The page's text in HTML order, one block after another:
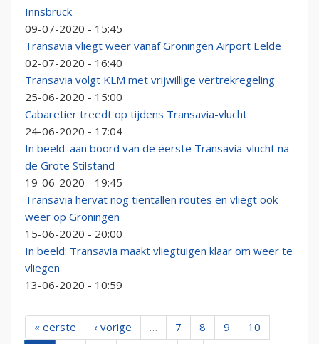
Innsbruck
09-07-2020 - 15:45
Transavia vliegt weer vanaf Groningen Airport Eelde
02-07-2020 - 16:40
Transavia volgt KLM met vrijwillige vertrekregeling
25-06-2020 - 15:00
Cabaretier treedt op tijdens Transavia-vlucht
24-06-2020 - 17:04
In beeld: aan boord van de eerste Transavia-vlucht na
de Grote Stilstand
19-06-2020 - 19:45
Transavia hervat nog tientallen routes en vliegt ook
weer op Groningen
15-06-2020 - 20:00
In beeld: Transavia maakt vliegtuigen klaar om weer te
vliegen
13-06-2020 - 10:59
« eerste ‹ vorige … 7 8 9
10